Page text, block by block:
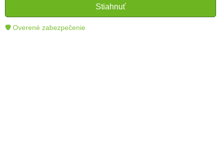
čitateľom lepšie porozumieť a využiť moderné
technológie.
Stiahnuť
🛡 Overené zabezpečenie